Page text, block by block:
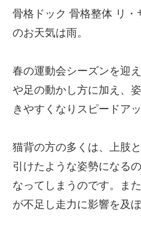
骨格ドック 骨格整体 リ
のお天気は雨。
春の運動会シーズンを迎
や足の動かし方に加え、
きやすくなりスピードア
猫背の方の多くは、上肢
引けたような姿勢になる
なってしまうのです。ま
が不足し走力に影響を及ぼ